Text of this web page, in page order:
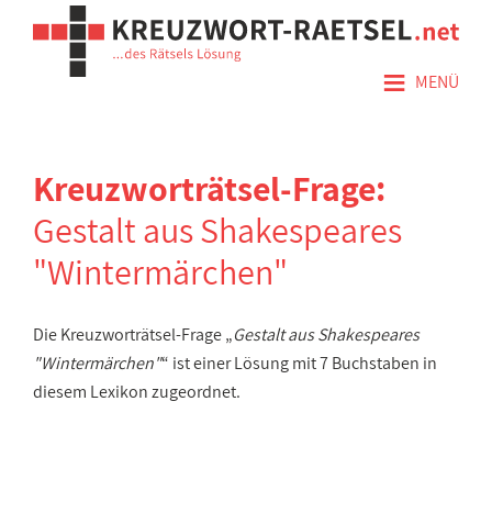
≡ MENÜ
Kreuzworträtsel-Frage:
Gestalt aus Shakespeares
"Wintermärchen"
Die Kreuzworträtsel-Frage „Gestalt aus Shakespeares
"Wintermärchen"“ ist einer Lösung mit 7 Buchstaben in
diesem Lexikon zugeordnet.